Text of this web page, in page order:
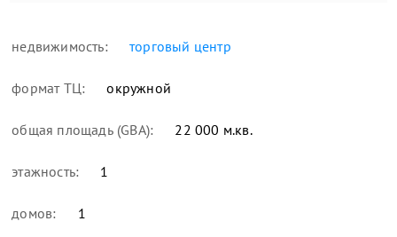
недвижимость: торговый центр
формат ТЦ: окружной
общая площадь (GBA): 22 000 м.кв.
этажность: 1
домов: 1